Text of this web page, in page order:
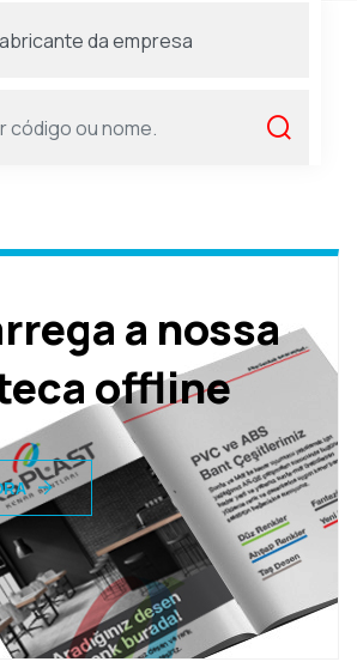
a nossa
offline